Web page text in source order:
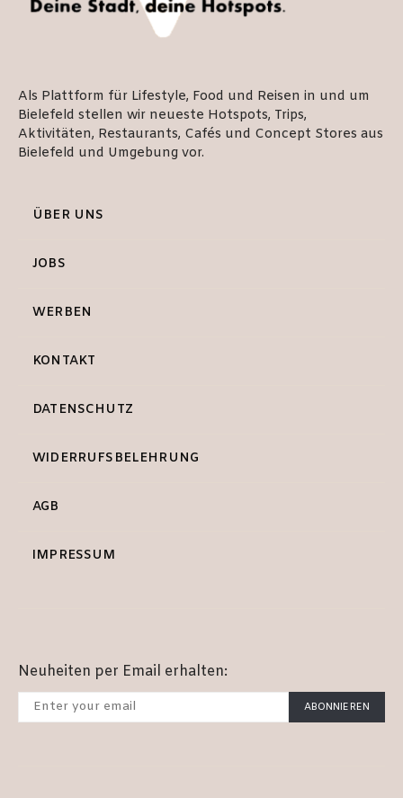
Als Plattform für Lifestyle, Food und Reisen in und um
Bielefeld stellen wir neueste Hotspots, Trips,
Aktivitäten, Restaurants, Cafés und Concept Stores aus
Bielefeld und Umgebung vor.
ÜBER UNS
JOBS
WERBEN
KONTAKT
DATENSCHUTZ
WIDERRUFSBELEHRUNG
AGB
IMPRESSUM
Neuheiten per Email erhalten:
ABONNIEREN